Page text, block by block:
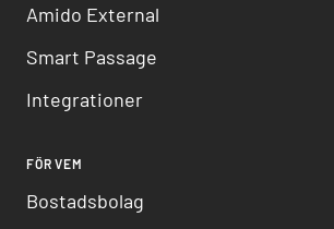
Amido External
Smart Passage
Integrationer
FÖR VEM
Bostadsbolag